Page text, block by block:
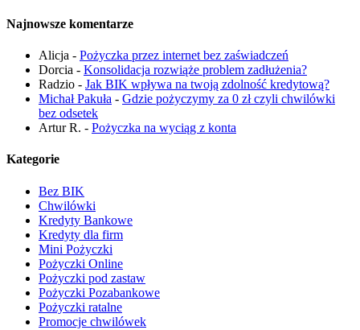
Najnowsze komentarze
Alicja - Pożyczka przez internet bez zaświadczeń
Dorcia - Konsolidacja rozwiąże problem zadłużenia?
Radzio - Jak BIK wpływa na twoją zdolność kredytową?
Michał Pakuła - Gdzie pożyczymy za 0 zł czyli chwilówki
bez odsetek
Artur R. - Pożyczka na wyciąg z konta
Kategorie
Bez BIK
Chwilówki
Kredyty Bankowe
Kredyty dla firm
Mini Pożyczki
Pożyczki Online
Pożyczki pod zastaw
Pożyczki Pozabankowe
Pożyczki ratalne
Promocje chwilówek